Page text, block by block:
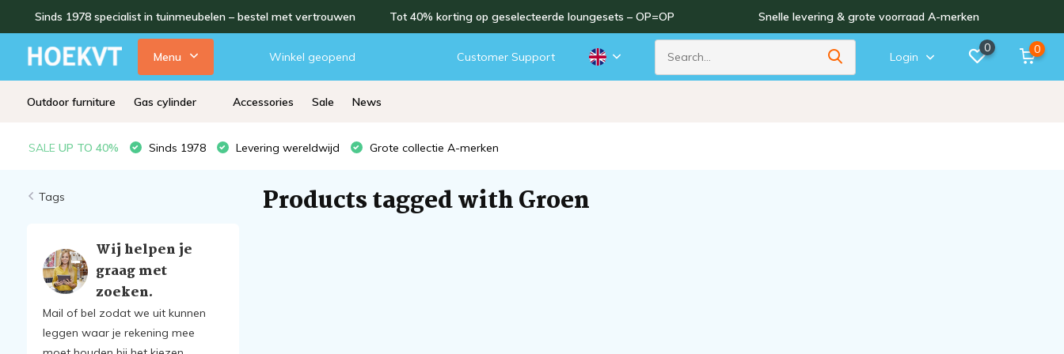
Sinds 1978 specialist in tuinmeubelen – bestel met vertrouwen Tot 40% korting op geselecteerde loungesets – OP=OP Snelle levering & grote voorraad A-merken
Menu Winkel geopend Customer Support Login
0 0
Outdoor furniture Gas cylinder Accessories Sale News
SALE UP TO 40% Sinds 1978 Levering wereldwijd Grote collectie A-merken
Tags
Wij helpen je
graag met
zoeken.
Mail of bel zodat we uit kunnen
leggen waar je rekening mee
Products tagged with Groen